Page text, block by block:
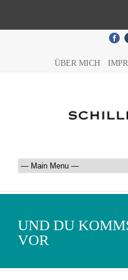
ÜBER MICH
UND DU
VOR